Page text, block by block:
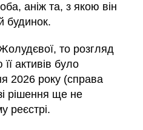
аніж та, з якою він
будинок.
то розгляд
активів було
2026 року (справа
рішення ще не
реєстрі.